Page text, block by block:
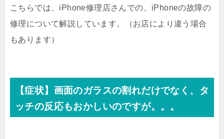
こちらでは、iPhone修理店さんでの、iPhoneの故障の
修理について解説しています。（お店により違う場合
もあります）
【症状】画面のガラスの割れだけでなく、タ
ッチの反応もおかしいのですが。。。